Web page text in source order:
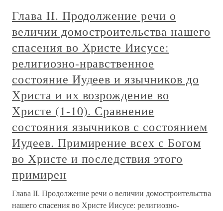
Глава II. Продолжение речи о
величии домостроительства нашего
спасения во Христе Иисусе:
религиозно-нравственное
состояние Иудеев и язычников до
Христа и их возрождение во
Христе (1-10). Сравнение
состояния язычников с состоянием
Иудеев. Примирение всех с Богом
во Христе и последствия этого
примирен
Глава II. Продолжение речи о величии домостроительства
нашего спасения во Христе Иисусе: религиозно-